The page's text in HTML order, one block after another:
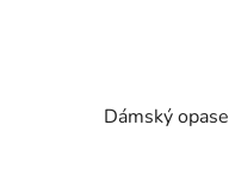
Dámský